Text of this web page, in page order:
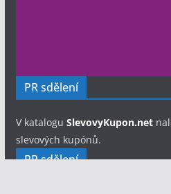
PR sdělení
V katalogu SlevovyKupon.net
slevových kupónů.
PR sdělení